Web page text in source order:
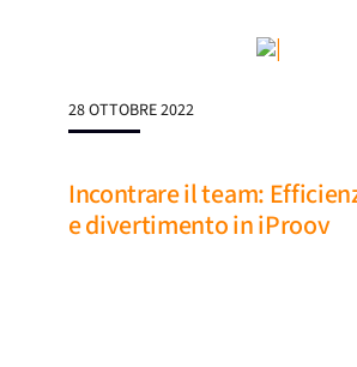
28 OTTOBRE 2022
Incontrare il team:
e divertimento in iProov